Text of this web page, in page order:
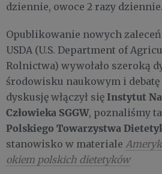
dziennie, owoce 2 razy dziennie.
Opublikowanie nowych
USDA (U.S. Department of
Rolnictwa) wywołało szeroką
środowisku naukowym i
dyskusję włączył się Instytut
Człowieka SGGW, poznaliśmy
Polskiego Towarzystwa
stanowisko w materiale
okiem polskich dietetyków